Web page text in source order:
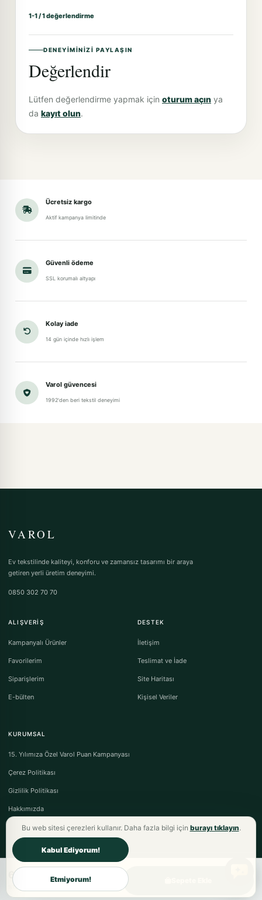
1-1 / 1 değerlendirme
DENEYIMINIZI PAYLAŞIN
Değerlendir
Lütfen değerlendirme yapmak için oturum açın ya
da kayıt olun.
Ücretsiz kargo
Aktif kampanya limitinde
Güvenli ödeme
SSL korumalı altyapı
Kolay iade
14 gün içinde hızlı işlem
Varol güvencesi
1992'den beri tekstil deneyimi
641,70TL
%13 fiyat avantajı
VAROL
Ev tekstilinde kaliteyi, konforu ve zamansız tasarımı bir araya
getiren yerli üretim deneyimi.
0850 302 70 70
ALIŞVERIŞ
Kampanyalı Ürünler
Favorilerim
Siparişlerim
E-bülten
DESTEK
İletişim
Teslimat ve İade
Site Haritası
Kişisel Veriler
KURUMSAL
15. Yılımıza Özel Varol Puan Kampanyası
Çerez Politikası
Gizlilik Politikası
Hakkımızda
Varol Tekstil Ev Tekstili © 2026 - Tüm Hakları Saklıdır.
Mesafeli Satış Sözleşmesi·Ön Bilgilendirme Formu
Bu web sitesi çerezleri kullanır. Daha fazla bilgi için burayı tıklayın.
Kabul Ediyorum!
Etmiyorum!